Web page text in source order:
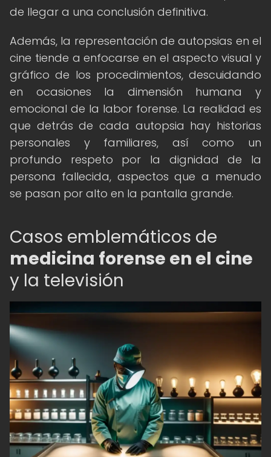
de llegar a una conclusión definitiva.
Además, la representación de autopsias en el
cine tiende a enfocarse en el aspecto visual y
gráfico de los procedimientos, descuidando
en ocasiones la dimensión humana y
emocional de la labor forense. La realidad es
que detrás de cada autopsia hay historias
personales y familiares, así como un
profundo respeto por la dignidad de la
persona fallecida, aspectos que a menudo
se pasan por alto en la pantalla grande.
Casos emblemáticos de
medicina forense en el cine
y la televisión